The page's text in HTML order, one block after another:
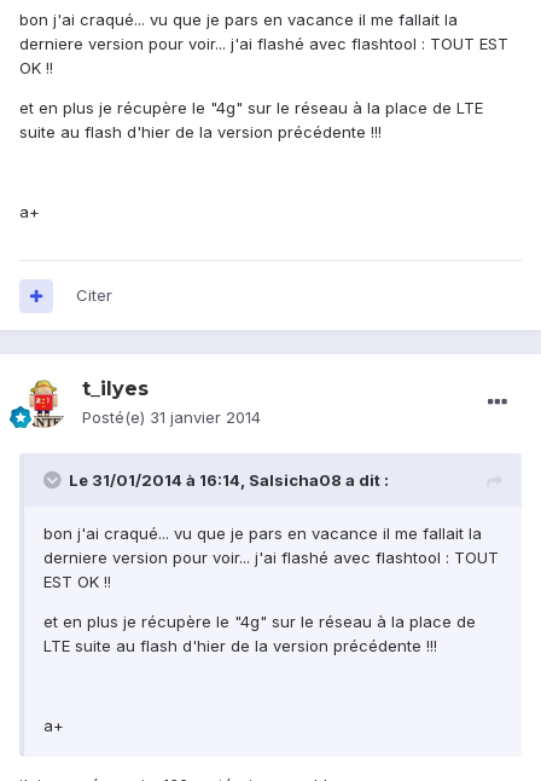
bon j'ai craqué... vu que je pars en vacance il me fallait la
derniere version pour voir... j'ai flashé avec flashtool : TOUT EST
OK !!
et en plus je récupère le "4g" sur le réseau à la place de LTE
suite au flash d'hier de la version précédente !!!
a+
Citer
t_ilyes
Posté(e) 31 janvier 2014
Le 31/01/2014 à 16:14, Salsicha08 a dit :
bon j'ai craqué... vu que je pars en vacance il me fallait la
derniere version pour voir... j'ai flashé avec flashtool : TOUT
EST OK !!
et en plus je récupère le "4g" sur le réseau à la place de
LTE suite au flash d'hier de la version précédente !!!
a+